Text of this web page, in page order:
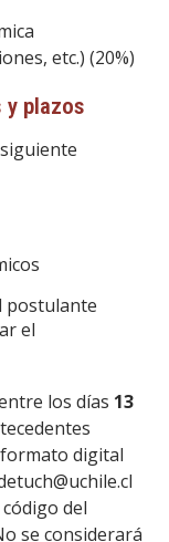
etc.) (20%)
y plazos
postulante
el
los días 13
digital
del
se considerará